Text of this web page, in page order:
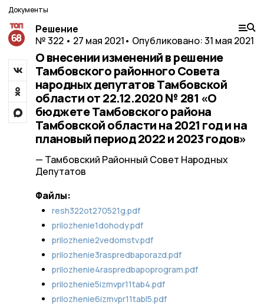
Документы
Решение
№ 322 • 27 мая 2021• Опубликовано: 31 мая 2021
О внесении изменений в решение
Тамбовского районного Совета
народных депутатов Тамбовской
области от 22.12.2020 № 281 «О
бюджете Тамбовского района
Тамбовской области на 2021 год и на
плановый период 2022 и 2023 годов»
— Тамбовский Районный Совет Народных
Депутатов
Файлы:
resh322ot270521g.pdf
prilozhenie1dohody.pdf
prilozhenie2vedomstv.pdf
prilozhenie3raspredbaporazd.pdf
prilozhenie4raspredbapoprogram.pdf
prilozhenie5izmvpr11tab4.pdf
prilozhenie6izmvpr11tabl5.pdf